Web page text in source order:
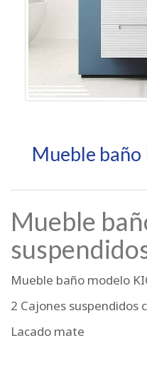
Mueble
Mueble
Mueble baño modelo
2 Cajones
Lacado mate